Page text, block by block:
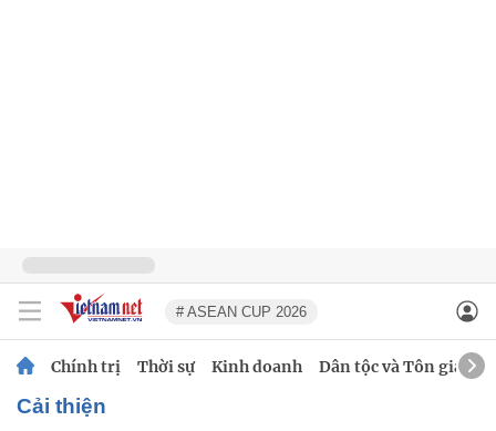
# ASEAN CUP 2026
Chính trị Thời sự Kinh doanh Dân tộc và Tôn giáo
cải thiện